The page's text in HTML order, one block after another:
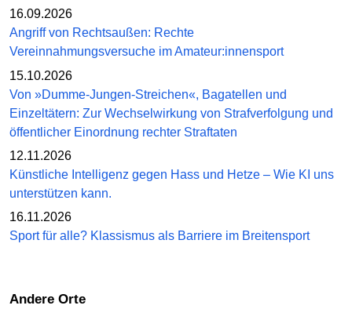
16.09.2026
Angriff von Rechtsaußen: Rechte
Vereinnahmungsversuche im Amateur:innensport
15.10.2026
Von »Dumme-Jungen-Streichen«, Bagatellen und
Einzeltätern: Zur Wechselwirkung von Strafverfolgung und
öffentlicher Einordnung rechter Straftaten
12.11.2026
Künstliche Intelligenz gegen Hass und Hetze – Wie KI uns
unterstützen kann.
16.11.2026
Sport für alle? Klassismus als Barriere im Breitensport
Andere Orte